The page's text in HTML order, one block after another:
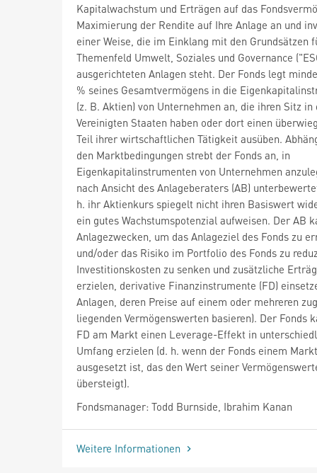
Kapitalwachstum und Erträgen auf das
Maximierung der Rendite auf Ihre Anlage an und
einer Weise, die im Einklang mit den Grundsätzen
Themenfeld Umwelt, Soziales und Governance
ausgerichteten Anlagen steht. Der Fonds legt
% seines Gesamtvermögens in die
(z. B. Aktien) von Unternehmen an, die ihren Sitz in
Vereinigten Staaten haben oder dort einen
Teil ihrer wirtschaftlichen Tätigkeit ausüben.
den Marktbedingungen strebt der Fonds an, in
Eigenkapitalinstrumenten von Unternehmen
nach Ansicht des Anlageberaters (AB)
h. ihr Aktienkurs spiegelt nicht ihren Basiswert
ein gutes Wachstumspotenzial aufweisen. Der AB
Anlagezwecken, um das Anlageziel des Fonds zu
und/oder das Risiko im Portfolio des Fonds zu
Investitionskosten zu senken und zusätzliche
erzielen, derivative Finanzinstrumente (FD)
Anlagen, deren Preise auf einem oder mehreren
liegenden Vermögenswerten basieren). Der Fonds
FD am Markt einen Leverage-Effekt in
Umfang erzielen (d. h. wenn der Fonds einem
ausgesetzt ist, das den Wert seiner
übersteigt).
Fondsmanager: Todd Burnside, Ibrahim Kanan
Weitere Informationen